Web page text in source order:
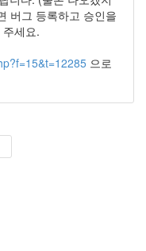
버그 등록하고 승인을
세요.
으로